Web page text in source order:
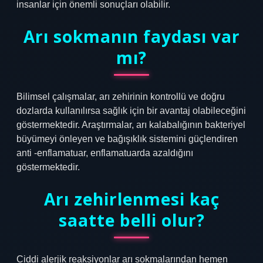
insanlar için önemli sonuçları olabilir.
Arı sokmanın faydası var
mı?
Bilimsel çalışmalar, arı zehirinin kontrollü ve doğru
dozlarda kullanılırsa sağlık için bir avantaj olabileceğini
göstermektedir. Araştırmalar, arı kalabalığının bakteriyel
büyümeyi önleyen ve bağışıklık sistemini güçlendiren
anti -enflamatuar, enflamatuarda azaldığını
göstermektedir.
Arı zehirlenmesi kaç
saatte belli olur?
Ciddi alerjik reaksiyonlar arı sokmalarından hemen